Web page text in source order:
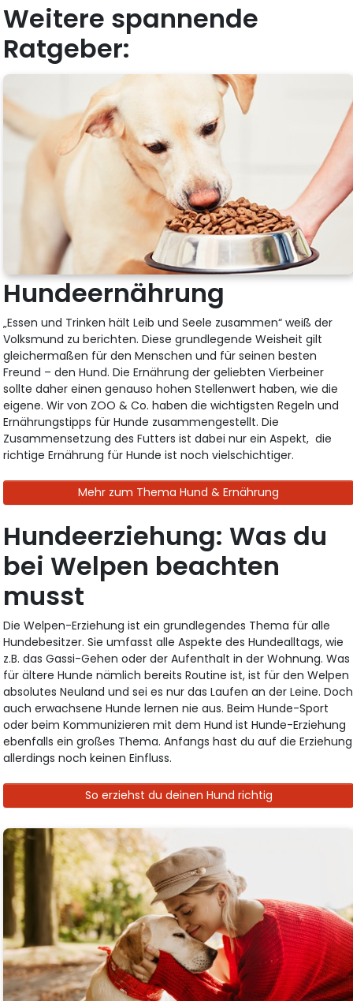
Weitere spannende
Ratgeber:
Hundeernährung
„Essen und Trinken hält Leib und Seele zusammen“ weiß der
Volksmund zu berichten. Diese grundlegende Weisheit gilt
gleichermaßen für den Menschen und für seinen besten
Freund – den Hund. Die Ernährung der geliebten Vierbeiner
sollte daher einen genauso hohen Stellenwert haben, wie die
eigene. Wir von ZOO & Co. haben die wichtigsten Regeln und
Ernährungstipps für Hunde zusammengestellt. Die
Zusammensetzung des Futters ist dabei nur ein Aspekt, die
richtige Ernährung für Hunde ist noch vielschichtiger.
Mehr zum Thema Hund & Ernährung
Hundeerziehung: Was du
bei Welpen beachten
musst
Die Welpen-Erziehung ist ein grundlegendes Thema für alle
Hundebesitzer. Sie umfasst alle Aspekte des Hundealltags, wie
z.B. das Gassi-Gehen oder der Aufenthalt in der Wohnung. Was
für ältere Hunde nämlich bereits Routine ist, ist für den Welpen
absolutes Neuland und sei es nur das Laufen an der Leine. Doch
auch erwachsene Hunde lernen nie aus. Beim Hunde-Sport
oder beim Kommunizieren mit dem Hund ist Hunde-Erziehung
ebenfalls ein großes Thema. Anfangs hast du auf die Erziehung
allerdings noch keinen Einfluss.
So erziehst du deinen Hund richtig